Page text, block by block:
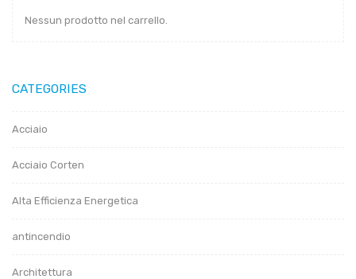
Nessun prodotto nel carrello.
CATEGORIES
Acciaio
Acciaio Corten
Alta Efficienza Energetica
antincendio
Architettura